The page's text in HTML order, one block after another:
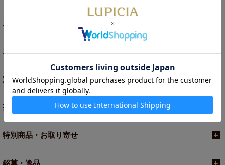
お菓子・食品・飲料
お買い得商品
定期便
茶器・オリジナルグッズ
特別商品・お取り寄せ